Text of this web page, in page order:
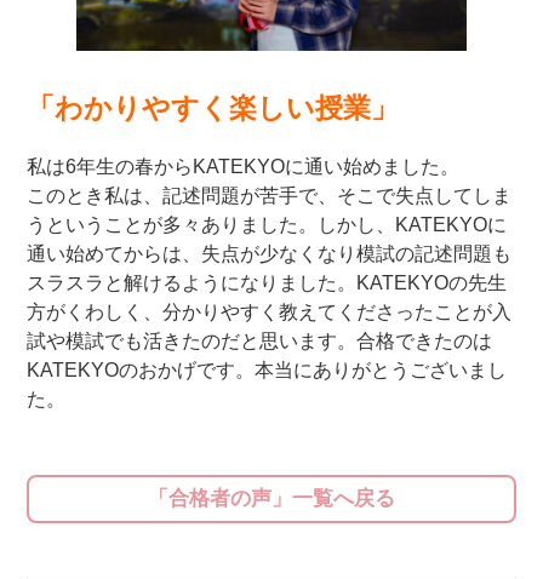
「わかりやすく楽しい授業」
私は6年生の春からKATEKYOに通い始めました。
このとき私は、記述問題が苦手で、そこで失点してしま
うということが多々ありました。しかし、KATEKYOに
通い始めてからは、失点が少なくなり模試の記述問題も
スラスラと解けるようになりました。KATEKYOの先生
方がくわしく、分かりやすく教えてくださったことが入
試や模試でも活きたのだと思います。合格できたのは
KATEKYOのおかげです。本当にありがとうございまし
た。
「合格者の声」一覧へ戻る